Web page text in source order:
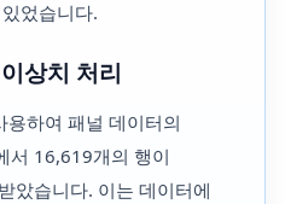
었습니다.
상치 처리
용하여 패널 데이터의
서 16,619개의 행이
았습니다. 이는 데이터에